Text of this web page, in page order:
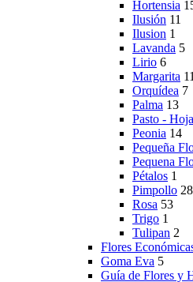
Hortensia
Ilusión 11
Ilusion 1
Lavanda 5
Lirio 6
Margarita 11
Orquídea 7
Palma 13
Pasto -
Peonia 14
Pequeña
Pequena
Pétalos 1
Pimpollo 28
Rosa 53
Trigo 1
Tulipan 2
Flores
Goma Eva 5
Guía de Flores y